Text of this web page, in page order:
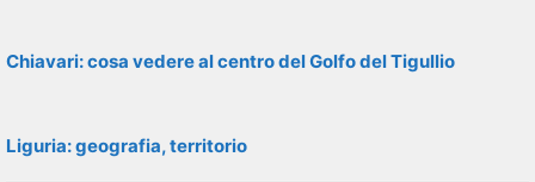
Chiavari: cosa vedere al centro del Golfo del Tigullio
Liguria: geografia, territorio